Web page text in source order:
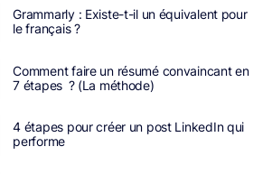
Grammarly : Existe-t-il un équivalent pour
le français ?
Comment faire un résumé convaincant en
7 étapes ? (La méthode)
4 étapes pour créer un post LinkedIn qui
performe